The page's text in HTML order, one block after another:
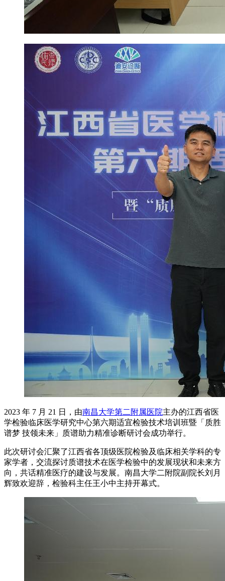
2023 年 7 月 21 日，由南昌大学第二附属医院主办的江西省医
学检验临床医学研究中心第六期适宜检验技术培训班暨「质胜
谱梦 技领未来」质谱助力精准诊断研讨会成功举行。
此次研讨会汇聚了江西省各顶级医院检验及临床相关学科的专
家学者，交流探讨质谱技术在医学检验中的发展现状和未来方
向，共话精准医疗的建设与发展。南昌大学二附院副院长刘月
辉致欢迎辞，检验科主任王小中主持开幕式。